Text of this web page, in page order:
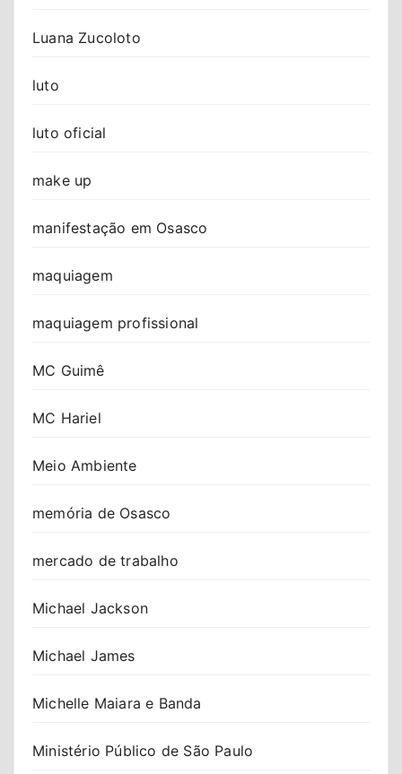
Luana Zucoloto
luto
luto oficial
make up
manifestação em Osasco
maquiagem
maquiagem profissional
MC Guimê
MC Hariel
Meio Ambiente
memória de Osasco
mercado de trabalho
Michael Jackson
Michael James
Michelle Maiara e Banda
Ministério Público de São Paulo